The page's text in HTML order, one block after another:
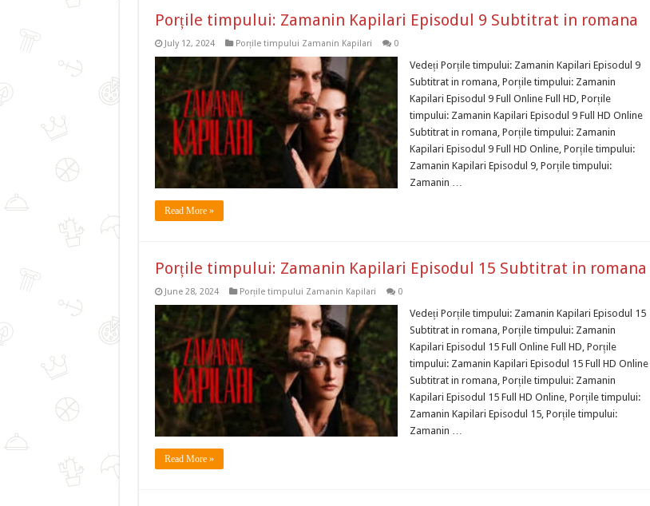
Porțile timpului: Zamanin Kapilari Episodul 9 Subtitrat in romana
July 12, 2024 Porțile timpului Zamanin Kapilari 0
Vedeți Porțile timpului: Zamanin Kapilari Episodul 9
Subtitrat in romana, Porțile timpului: Zamanin
Kapilari Episodul 9 Full Online Full HD, Porțile
timpului: Zamanin Kapilari Episodul 9 Full HD Online
Subtitrat in romana, Porțile timpului: Zamanin
Kapilari Episodul 9 Full HD Online, Porțile timpului:
Zamanin Kapilari Episodul 9, Porțile timpului:
Zamanin …
Read More »
Porțile timpului: Zamanin Kapilari Episodul 15 Subtitrat in romana
June 28, 2024 Porțile timpului Zamanin Kapilari 0
Vedeți Porțile timpului: Zamanin Kapilari Episodul 15
Subtitrat in romana, Porțile timpului: Zamanin
Kapilari Episodul 15 Full Online Full HD, Porțile
timpului: Zamanin Kapilari Episodul 15 Full HD Online
Subtitrat in romana, Porțile timpului: Zamanin
Kapilari Episodul 15 Full HD Online, Porțile timpului:
Zamanin Kapilari Episodul 15, Porțile timpului:
Zamanin …
Read More »